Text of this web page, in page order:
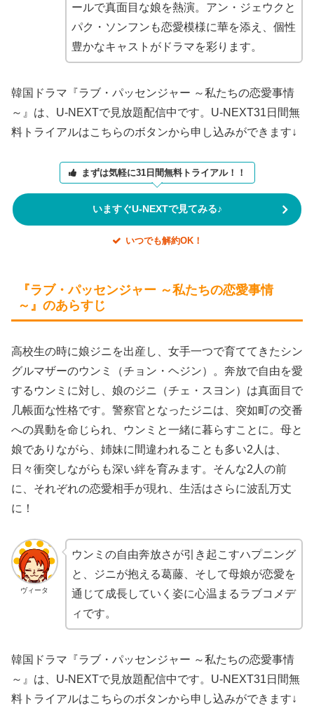
ールで真面目な娘を熱演。アン・ジェウクと
パク・ソンフンも恋愛模様に華を添え、個性
豊かなキャストがドラマを彩ります。
韓国ドラマ『ラブ・パッセンジャー ～私たちの恋愛事情
～』は、U-NEXTで見放題配信中です。U-NEXT31日間無
料トライアルはこちらのボタンから申し込みができます↓
まずは気軽に31日間無料トライアル！！
いますぐU-NEXTで見てみる♪
いつでも解約OK！
『ラブ・パッセンジャー ～私たちの恋愛事情
～』のあらすじ
高校生の時に娘ジニを出産し、女手一つで育ててきたシン
グルマザーのウンミ（チョン・ヘジン）。奔放で自由を愛
するウンミに対し、娘のジニ（チェ・スヨン）は真面目で
几帳面な性格です。警察官となったジニは、突如町の交番
への異動を命じられ、ウンミと一緒に暮らすことに。母と
娘でありながら、姉妹に間違われることも多い2人は、
日々衝突しながらも深い絆を育みます。そんな2人の前
に、それぞれの恋愛相手が現れ、生活はさらに波乱万丈
に！
ヴィータ
ウンミの自由奔放さが引き起こすハプニング
と、ジニが抱える葛藤、そして母娘が恋愛を
通じて成長していく姿に心温まるラブコメデ
ィです。
韓国ドラマ『ラブ・パッセンジャー ～私たちの恋愛事情
～』は、U-NEXTで見放題配信中です。U-NEXT31日間無
料トライアルはこちらのボタンから申し込みができます↓